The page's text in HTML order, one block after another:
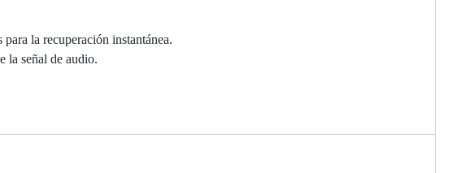
la recuperación instantánea.
la señal de audio.